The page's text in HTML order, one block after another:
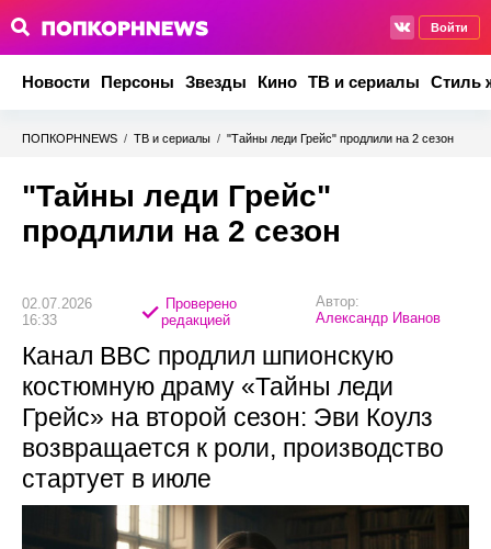
Войти
Новости Персоны Звезды Кино ТВ и сериалы Стиль
ПОПКОРНNEWS / ТВ и сериалы / "Тайны леди Грейс" продлили на 2 сезон
"Тайны леди Грейс"
продлили на 2 сезон
02.07.2026
16:33
Проверено
редакцией
Автор:
Александр Иванов
Канал BBC продлил шпионскую
костюмную драму «Тайны леди
Грейс» на второй сезон: Эви Коулз
возвращается к роли, производство
стартует в июле